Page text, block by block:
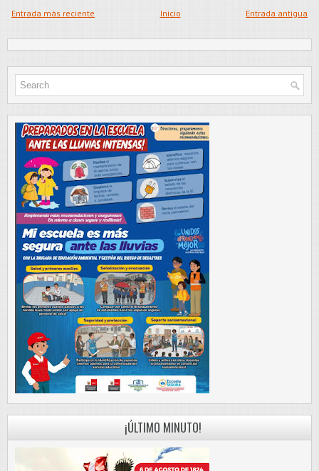
Entrada más reciente Entrada antigua
Inicio
¡ÚLTIMO MINUTO!